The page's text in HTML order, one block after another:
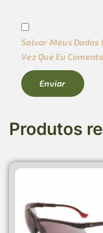
Salvar Meus Dados
Vez Que Eu
Produtos